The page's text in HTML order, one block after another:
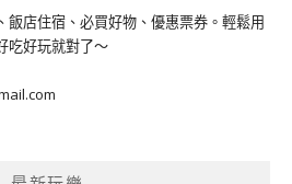
飯店住宿、必買好物、優惠票券。輕鬆用
吃好玩就對了～